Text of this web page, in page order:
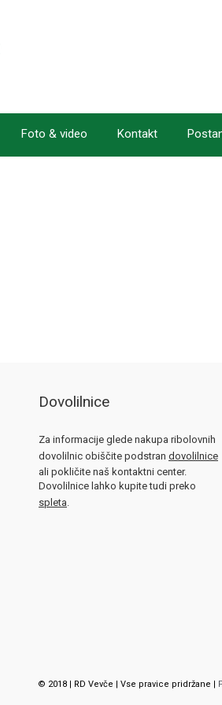
Foto & video Kontakt
Dovolilnice
Za informacije glede nakupa ribolovnih
dovolilnic obiščite podstran dovolilnice
ali pokličite naš kontaktni center.
Dovolilnice lahko kupite tudi preko
spleta.
© 2018 | RD Vevče | Vse pravice pridržane |